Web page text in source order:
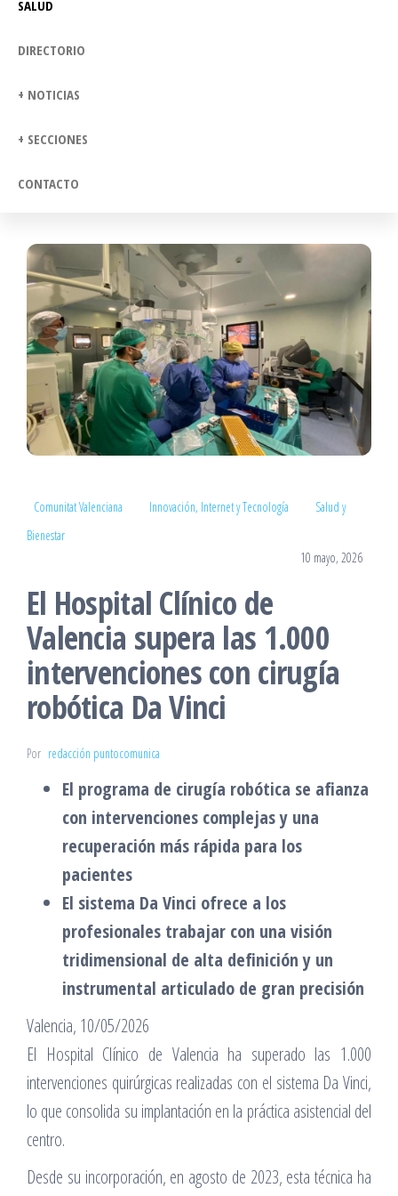
SALUD
DIRECTORIO
+ NOTICIAS
+ SECCIONES
CONTACTO
Comunitat Valenciana Innovación, Internet y Tecnología
Salud y
Bienestar
10 mayo, 2026
El Hospital Clínico de
Valencia supera las 1.000
intervenciones con cirugía
robótica Da Vinci
Por redacción puntocomunica
El programa de cirugía robótica se afianza
con intervenciones complejas y una
recuperación más rápida para los
pacientes
El sistema Da Vinci ofrece a los
profesionales trabajar con una visión
tridimensional de alta definición y un
instrumental articulado de gran precisión
Valencia, 10/05/2026
El Hospital Clínico de Valencia ha superado las 1.000
intervenciones quirúrgicas realizadas con el sistema Da Vinci,
lo que consolida su implantación en la práctica asistencial del
centro.
Desde su incorporación, en agosto de 2023, esta técnica ha